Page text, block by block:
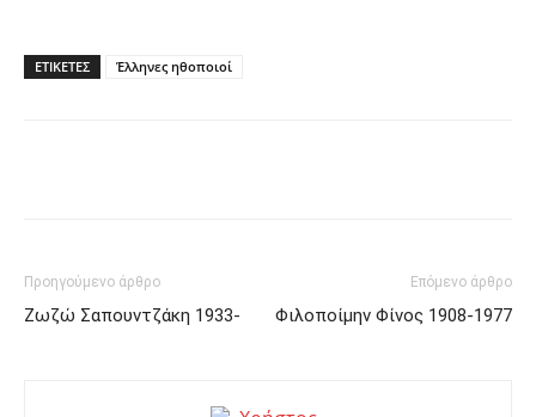
ΕΤΙΚΕΤΕΣ Έλληνες ηθοποιοί
Προηγούμενο άρθρο
Ζωζώ Σαπουντζάκη 1933-
Επόμενο άρθρο
Φιλοποίμην Φίνος 1908-1977